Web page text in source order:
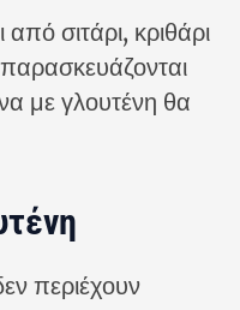
σιτάρι, κριθάρι
με γλουτένη θα
περιέχουν